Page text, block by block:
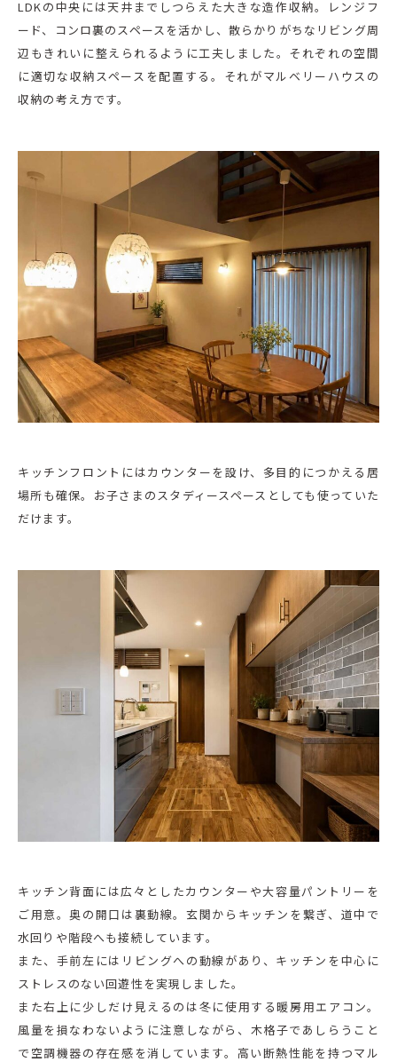
LDKの中央には天井までしつらえた大きな造作収納。レンジフ
ード、コンロ裏のスペースを活かし、散らかりがちなリビング周
辺もきれいに整えられるように工夫しました。それぞれの空間
に適切な収納スペースを配置する。それがマルベリーハウスの
収納の考え方です。
キッチンフロントにはカウンターを設け、多目的につかえる居
場所も確保。お子さまのスタディースペースとしても使っていた
だけます。
キッチン背面には広々としたカウンターや大容量パントリーを
ご用意。奥の開口は裏動線。玄関からキッチンを繋ぎ、道中で
水回りや階段へも接続しています。
また、手前左にはリビングへの動線があり、キッチンを中心に
ストレスのない回遊性を実現しました。
また右上に少しだけ見えるのは冬に使用する暖房用エアコン。
風量を損なわないように注意しながら、木格子であしらうこと
で空調機器の存在感を消しています。高い断熱性能を持つマル